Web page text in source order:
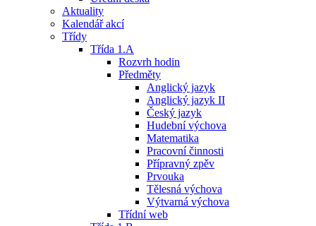
Aktuality
Kalendář akcí
Třídy
Třída 1.A
Rozvrh hodin
Předměty
Anglický jazyk
Anglický jazyk II
Český jazyk
Hudební výchova
Matematika
Pracovní činnosti
Přípravný zpěv
Prvouka
Tělesná výchova
Výtvarná výchova
Třídní web